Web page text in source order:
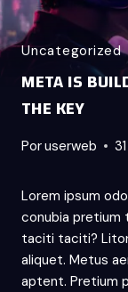
Uncategorized
META IS
THE KEY
Poruserweb
Lorem ipsum
conubia pretium
taciti taciti?
aliquet. Metus
aptent. Pretium